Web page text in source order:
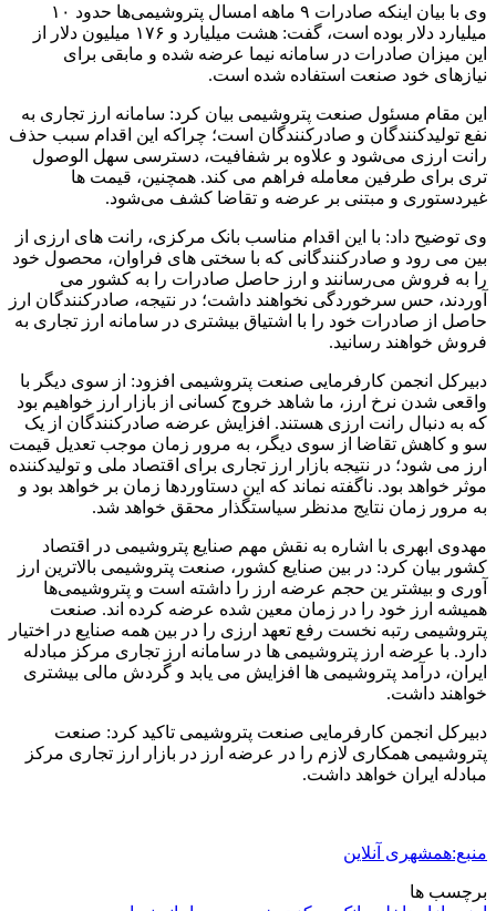
وی با بیان اینکه صادرات ۹ ماهه امسال پتروشیمی‌ها حدود ۱۰
میلیارد دلار بوده است، گفت: هشت میلیارد و ۱۷۶ میلیون دلار از
این میزان صادرات در سامانه نیما عرضه شده و مابقی برای
نیازهای خود صنعت استفاده شده است.
این مقام مسئول صنعت پتروشیمی بیان کرد: سامانه ارز تجاری به
نفع تولیدکنندگان و صادرکنندگان است؛ چراکه این اقدام سبب حذف
رانت ارزی می‌شود و علاوه بر شفافیت، دسترسی سهل الوصول
تری برای طرفین معامله فراهم می کند. همچنین، قیمت ها
غیردستوری و مبتنی بر عرضه و تقاضا کشف می‌شود.
وی توضیح داد: با این اقدام مناسب بانک مرکزی، رانت های ارزی از
بین می رود و صادرکنندگانی که با سختی های فراوان، محصول خود
را به فروش می‌رسانند و ارز حاصل صادرات را به کشور می
آوردند، حس سرخوردگی نخواهند داشت؛ در نتیجه، صادرکنندگان ارز
حاصل از صادرات خود را با اشتیاق بیشتری در سامانه ارز تجاری به
فروش خواهند رسانید.
دبیرکل انجمن کارفرمایی صنعت پتروشیمی افزود: از سوی دیگر با
واقعی شدن نرخ ارز، ما شاهد خروج کسانی از بازار ارز خواهیم بود
که به دنبال رانت ارزی هستند. افزایش عرضه صادرکنندگان از یک
سو و کاهش تقاضا از سوی دیگر، به مرور زمان موجب تعدیل قیمت
ارز می شود؛ در نتیجه بازار ارز تجاری برای اقتصاد ملی و تولیدکننده
موثر خواهد بود. ناگفته نماند که این دستاوردها زمان بر خواهد بود و
به مرور زمان نتایج مدنظر سیاستگذار محقق خواهد شد.
مهدوی ابهری با اشاره به نقش مهم صنایع پتروشیمی در اقتصاد
کشور بیان کرد: در بین صنایع کشور، صنعت پتروشیمی بالاترین ارز
آوری و بیشتر ین حجم عرضه ارز را داشته است و پتروشیمی‌ها
همیشه ارز خود را در زمان معین شده عرضه کرده اند. صنعت
پتروشیمی رتبه نخست رفع تعهد ارزی را در بین همه صنایع در اختیار
دارد. با عرضه ارز پتروشیمی ها در سامانه ارز تجاری مرکز مبادله
ایران، درآمد پتروشیمی ها افزایش می یابد و گردش مالی بیشتری
خواهند داشت.
دبیرکل انجمن کارفرمایی صنعت پتروشیمی تاکید کرد: صنعت
پتروشیمی همکاری لازم را در عرضه ارز در بازار ارز تجاری مرکز
مبادله ایران خواهد داشت.
منبع:همشهری آنلاین
برچسب ها